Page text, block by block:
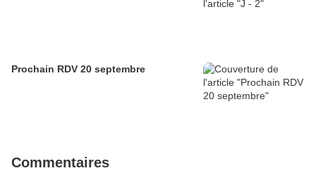
Prochain RDV 20 septembre
Commentaires